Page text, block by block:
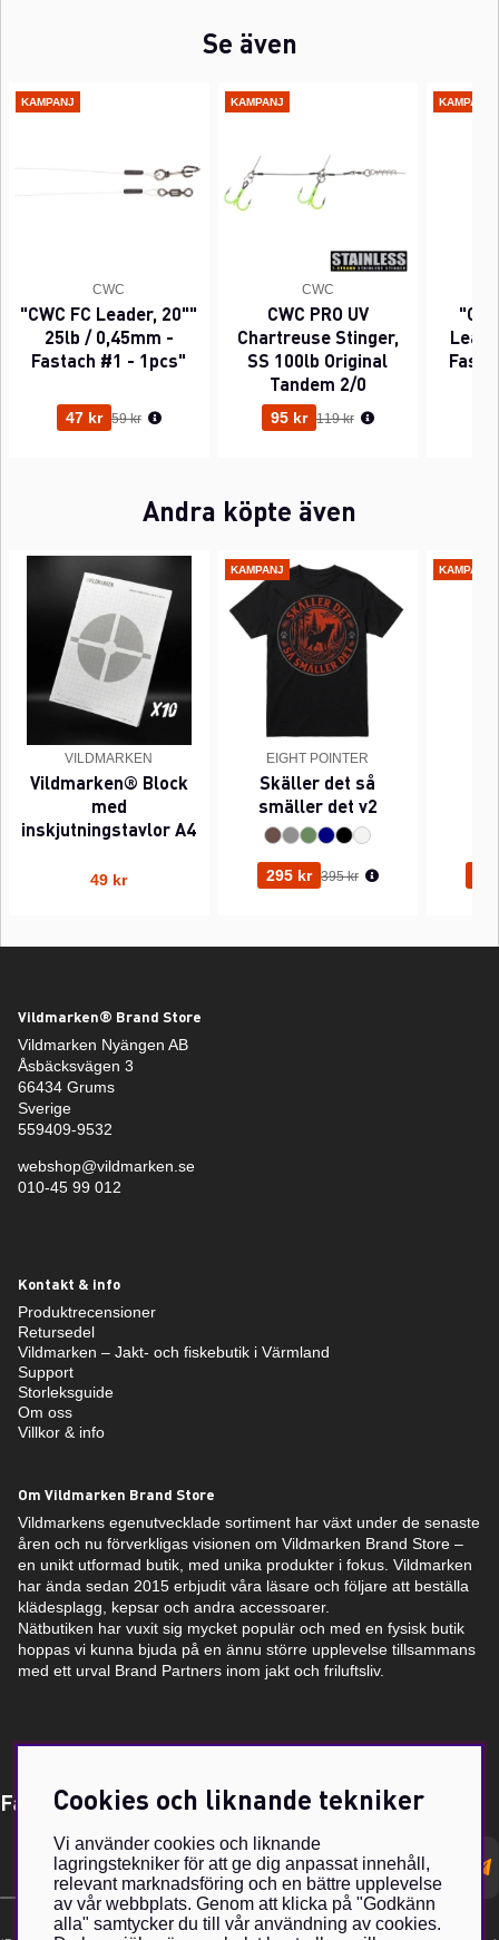
Se även
KAMPANJ
CWC
"CWC FC Leader, 20""
25lb / 0,45mm -
Fastach #1 - 1pcs"
47 kr Ordinarie pris:
59 kr
KAMPANJ
CWC
CWC PRO UV
Chartreuse Stinger,
SS 100lb Original
Tandem 2/0
95 kr Ordinarie pris:
119 kr
KAMPANJ
Andra köpte även
VILDMARKEN
Vildmarken® Block
med
inskjutningstavlor A4
49 kr
KAMPANJ
EIGHT POINTER
Skäller det så
smäller det v2
295 kr Ordinarie pris:
395 kr
KAMPANJ
Vildmarken® Brand Store
Vildmarken Nyängen AB
Åsbäcksvägen 3
66434 Grums
Sverige
559409-9532
webshop@vildmarken.se
010-45 99 012
Kontakt & info
Produktrecensioner
Retursedel
Vildmarken – Jakt- och fiskebutik i Värmland
Support
Storleksguide
Om oss
Villkor & info
Om Vildmarken Brand Store
Vildmarkens egenutvecklade sortiment har växt under de senaste
åren och nu förverkligas visionen om Vildmarken Brand Store –
en unikt utformad butik, med unika produkter i fokus. Vildmarken
har ända sedan 2015 erbjudit våra läsare och följare att beställa
klädesplagg, kepsar och andra accessoarer.
Nätbutiken har vuxit sig mycket populär och med en fysisk butik
hoppas vi kunna bjuda på en ännu större upplevelse tillsammans
med ett urval Brand Partners inom jakt och friluftsliv.
Få Magasin Vildmarken direkt till din e-post!*
postadress
Cookies och liknande tekniker
Vi använder cookies och liknande
lagringstekniker för att ge dig anpassat innehåll,
relevant marknadsföring och en bättre upplevelse
av vår webbplats. Genom att klicka på "Godkänn
alla" samtycker du till vår användning av cookies.